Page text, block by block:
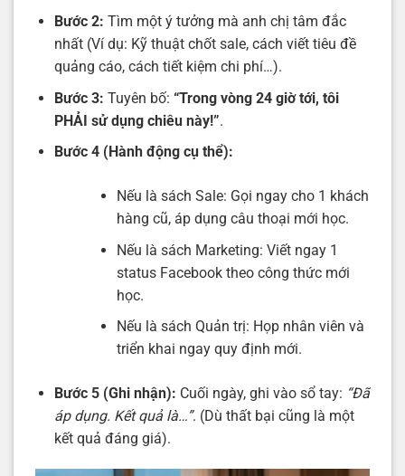
Bước 2: Tìm một ý tưởng mà anh chị tâm đắc
nhất (Ví dụ: Kỹ thuật chốt sale, cách viết tiêu đề
quảng cáo, cách tiết kiệm chi phí…).
Bước 3: Tuyên bố: “Trong vòng 24 giờ tới, tôi
PHẢI sử dụng chiêu này!”.
Bước 4 (Hành động cụ thể):
Nếu là sách Sale: Gọi ngay cho 1 khách
hàng cũ, áp dụng câu thoại mới học.
Nếu là sách Marketing: Viết ngay 1
status Facebook theo công thức mới
học.
Nếu là sách Quản trị: Họp nhân viên và
triển khai ngay quy định mới.
Bước 5 (Ghi nhận): Cuối ngày, ghi vào sổ tay: “Đã
áp dụng. Kết quả là…”. (Dù thất bại cũng là một
kết quả đáng giá).